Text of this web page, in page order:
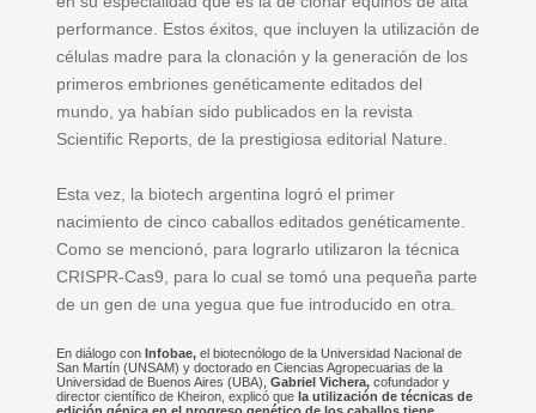
performance. Estos éxitos, que incluyen la utilización de
células madre para la clonación y la generación de los
primeros embriones genéticamente editados del
mundo, ya habían sido publicados en la revista
Scientific Reports, de la prestigiosa editorial Nature.
Esta vez, la biotech argentina logró el primer
nacimiento de cinco caballos editados genéticamente.
Como se mencionó, para lograrlo utilizaron la técnica
CRISPR-Cas9, para lo cual se tomó una pequeña parte
de un gen de una yegua que fue introducido en otra.
En diálogo con Infobae,el biotecnólogo de la Universidad Nacional de
San Martín (UNSAM) y doctorado en Ciencias Agropecuarias de la
Universidad de Buenos Aires (UBA), Gabriel Vichera,cofundador y
director científico de Kheiron, explicó que la utilización de técnicas de